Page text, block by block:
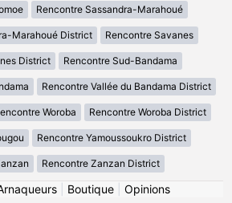
Rencontre Sassandra-Marahoué
Marahoué District Rencontre Savanes
District Rencontre Sud-Bandama
Rencontre Vallée du Bandama District
Woroba Rencontre Woroba District
Rencontre Yamoussoukro District
Rencontre Zanzan District
| Boutique| Opinions